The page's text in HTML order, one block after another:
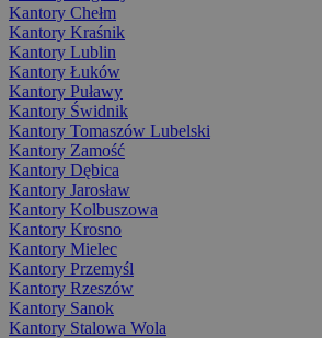
Kantory Chełm
Kantory Kraśnik
Kantory Lublin
Kantory Łuków
Kantory Puławy
Kantory Świdnik
Kantory Tomaszów Lubelski
Kantory Zamość
Kantory Dębica
Kantory Jarosław
Kantory Kolbuszowa
Kantory Krosno
Kantory Mielec
Kantory Przemyśl
Kantory Rzeszów
Kantory Sanok
Kantory Stalowa Wola